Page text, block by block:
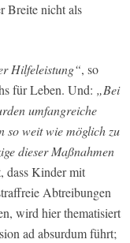
Breite nicht als
Hilfeleistung“, so
für Leben. Und: „Bei
umfangreiche
so weit wie möglich zu
dieser Maßnahmen
dass Kinder mit
Abtreibungen
wird hier thematisiert
ad absurdum führt;